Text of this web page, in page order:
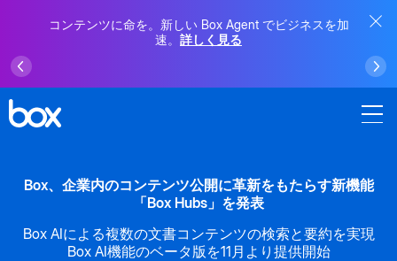
コンテンツに命を。新しい Box Agent でビジネスを加
速。 詳しく見る
Box、企業内のコンテンツ公開に革新をもたらす新機能
「Box Hubs」を発表
Box AIによる複数の文書コンテンツの検索と要約を実現
Box AI機能のベータ版を11月より提供開始